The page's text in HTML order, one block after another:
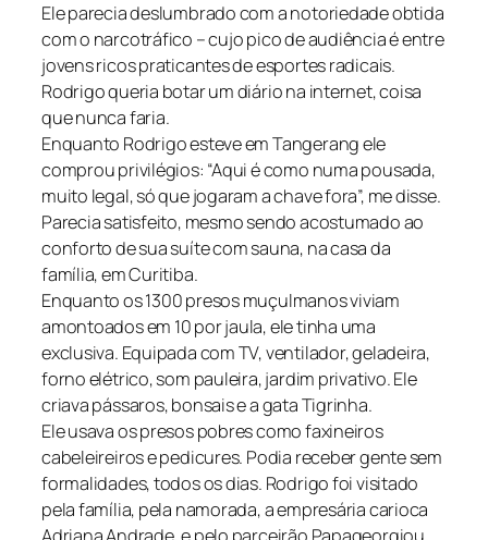
Ele parecia deslumbrado com a notoriedade obtida
com o narcotráfico – cujo pico de audiência é entre
jovens ricos praticantes de esportes radicais.
Rodrigo queria botar um diário na internet, coisa
que nunca faria.
Enquanto Rodrigo esteve em Tangerang ele
comprou privilégios: “Aqui é como numa pousada,
muito legal, só que jogaram a chave fora”, me disse.
Parecia satisfeito, mesmo sendo acostumado ao
conforto de sua suíte com sauna, na casa da
família, em Curitiba.
Enquanto os 1300 presos muçulmanos viviam
amontoados em 10 por jaula, ele tinha uma
exclusiva. Equipada com TV, ventilador, geladeira,
forno elétrico, som pauleira, jardim privativo. Ele
criava pássaros, bonsais e a gata Tigrinha.
Ele usava os presos pobres como faxineiros
cabeleireiros e pedicures. Podia receber gente sem
formalidades, todos os dias. Rodrigo foi visitado
pela família, pela namorada, a empresária carioca